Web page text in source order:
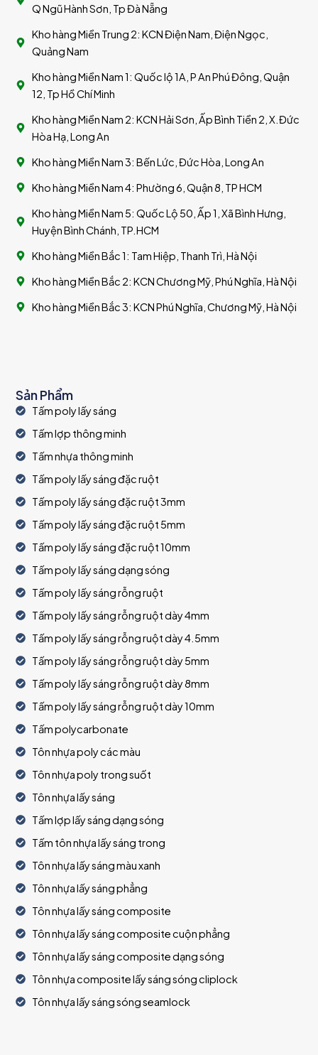
Sản Phẩm
Tấm poly lấy sáng
Tấm lợp thông minh
Tấm nhựa thông minh
Tấm poly lấy sáng đặc ruột
Tấm poly lấy sáng đặc ruột 3mm
Tấm poly lấy sáng đặc ruột 5mm
Tấm poly lấy sáng đặc ruột 10mm
Tấm poly lấy sáng dạng sóng
Tấm poly lấy sáng rỗng ruột
Tấm poly lấy sáng rỗng ruột dày 4mm
Tấm poly lấy sáng rỗng ruột dày 4.5mm
Tấm poly lấy sáng rỗng ruột dày 5mm
Tấm poly lấy sáng rỗng ruột dày 8mm
Tấm poly lấy sáng rỗng ruột dày 10mm
Tấm polycarbonate
Tôn nhựa poly các màu
Tôn nhựa poly trong suốt
Tôn nhựa lấy sáng
Tấm lợp lấy sáng dạng sóng
Tấm tôn nhựa lấy sáng trong
Tôn nhựa lấy sáng màu xanh
Tôn nhựa lấy sáng phẳng
Tôn nhựa lấy sáng composite
Tôn nhựa lấy sáng composite cuộn phẳng
Tôn nhựa lấy sáng composite dạng sóng
Tôn nhựa composite lấy sáng sóng cliplock
Tôn nhựa lấy sáng sóng seamlock
Q Ngũ Hành Sơn, Tp Đà Nẵng
Kho hàng Miền Trung 2: KCN Điện Nam, Điện Ngọc,
Quảng Nam
Kho hàng Miền Nam 1: Quốc lộ 1A, P An Phú Đông, Quận
12, Tp Hồ Chí Minh
Kho hàng Miền Nam 2: KCN Hải Sơn, Ấp Bình Tiền 2, X.Đức
Hòa Hạ, Long An
Kho hàng Miền Nam 3: Bến Lức, Đức Hòa, Long An
Kho hàng Miền Nam 4: Phường 6, Quận 8, TP HCM
Kho hàng Miền Nam 5: Quốc Lộ 50, Ấp 1, Xã Bình Hưng,
Huyện Bình Chánh, TP.HCM
Kho hàng Miền Bắc 1: Tam Hiệp, Thanh Trì, Hà Nội
Kho hàng Miền Bắc 2: KCN Chương Mỹ, Phú Nghĩa, Hà Nội
Kho hàng Miền Bắc 3: KCN Phú Nghĩa, Chương Mỹ, Hà Nội